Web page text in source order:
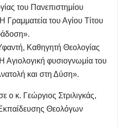
του Πανεπιστημίου
Γραμματεία του Αγίου Τίτου
Καθηγητή Θεολογίας
φυσιογνωμία του
και στη Δύση».
ο κ. Γεώργιος Στριλιγκάς,
Θεολόγων